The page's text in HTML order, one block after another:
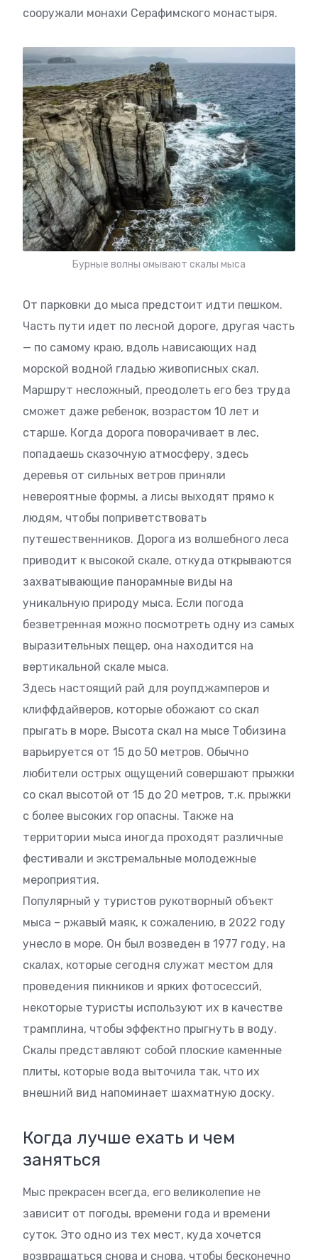
сооружали монахи Серафимского монастыря.
Бурные волны омывают скалы мыса
От парковки до мыса предстоит идти пешком.
Часть пути идет по лесной дороге, другая часть
— по самому краю, вдоль нависающих над
морской водной гладью живописных скал.
Маршрут несложный, преодолеть его без труда
сможет даже ребенок, возрастом 10 лет и
старше. Когда дорога поворачивает в лес,
попадаешь сказочную атмосферу, здесь
деревья от сильных ветров приняли
невероятные формы, а лисы выходят прямо к
людям, чтобы поприветствовать
путешественников. Дорога из волшебного леса
приводит к высокой скале, откуда открываются
захватывающие панорамные виды на
уникальную природу мыса. Если погода
безветренная можно посмотреть одну из самых
выразительных пещер, она находится на
вертикальной скале мыса.
Здесь настоящий рай для роупджамперов и
клиффдайверов, которые обожают со скал
прыгать в море. Высота скал на мысе Тобизина
варьируется от 15 до 50 метров. Обычно
любители острых ощущений совершают прыжки
со скал высотой от 15 до 20 метров, т.к. прыжки
с более высоких гор опасны. Также на
территории мыса иногда проходят различные
фестивали и экстремальные молодежные
мероприятия.
Популярный у туристов рукотворный объект
мыса – ржавый маяк, к сожалению, в 2022 году
унесло в море. Он был возведен в 1977 году, на
скалах, которые сегодня служат местом для
проведения пикников и ярких фотосессий,
некоторые туристы используют их в качестве
трамплина, чтобы эффектно прыгнуть в воду.
Скалы представляют собой плоские каменные
плиты, которые вода выточила так, что их
внешний вид напоминает шахматную доску.
Когда лучше ехать и чем
заняться
Мыс прекрасен всегда, его великолепие не
зависит от погоды, времени года и времени
суток. Это одно из тех мест, куда хочется
возвращаться снова и снова, чтобы бесконечно